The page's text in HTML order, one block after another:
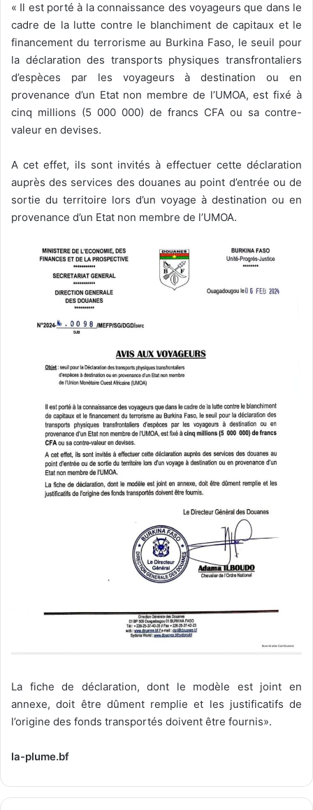
« Il est porté à la connaissance des voyageurs que dans le
cadre de la lutte contre le blanchiment de capitaux et le
financement du terrorisme au Burkina Faso, le seuil pour
la déclaration des transports physiques transfrontaliers
d’espèces par les voyageurs à destination ou en
provenance d’un Etat non membre de l’UMOA, est fixé à
cinq millions (5 000 000) de francs CFA ou sa contre-
valeur en devises.
A cet effet, ils sont invités à effectuer cette déclaration
auprès des services des douanes au point d’entrée ou de
sortie du territoire lors d’un voyage à destination ou en
provenance d’un Etat non membre de l’UMOA.
La fiche de déclaration, dont le modèle est joint en
annexe, doit être dûment remplie et les justificatifs de
l’origine des fonds transportés doivent être fournis».
la-plume.bf